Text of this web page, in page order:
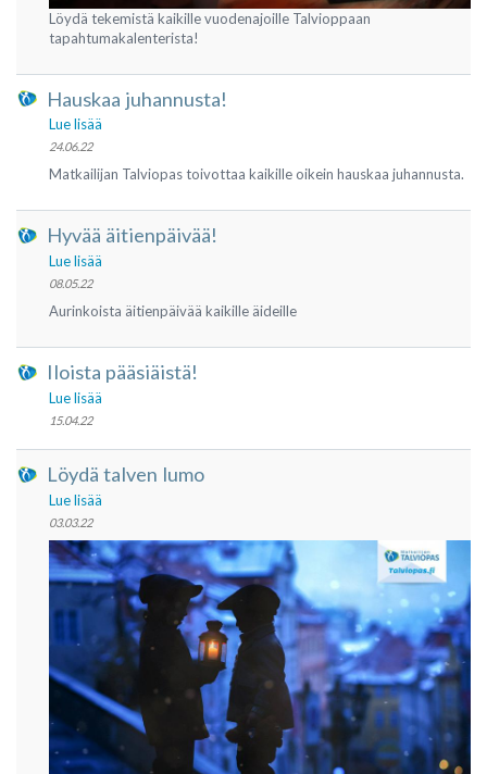
Löydä tekemistä kaikille vuodenajoille Talvioppaan
tapahtumakalenterista!
Hauskaa juhannusta!
Lue lisää
24.06.22
Matkailijan Talviopas toivottaa kaikille oikein hauskaa juhannusta.
Hyvää äitienpäivää!
Lue lisää
08.05.22
Aurinkoista äitienpäivää kaikille äideille
Iloista pääsiäistä!
Lue lisää
15.04.22
Löydä talven lumo
Lue lisää
03.03.22